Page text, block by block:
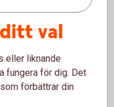
ditt barn
köpa bostad,
val
eller liknande
fungera för dig. Det
förbättrar din